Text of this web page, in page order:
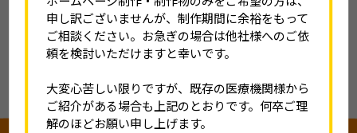
お知らせ
2026.06.15
【2026年｜夏季休業日のお知らせ】
申し訳ございませんが、制作期間に余裕をもって
ご相談ください。お急ぎの場合は他社様へのご依
頼を検討いただけますと幸いです。
大変心苦しい限りですが、既存の医療機関様から
ご紹介がある場合も上記のとおりです。何卒ご理
解のほどお願い申し上げます。